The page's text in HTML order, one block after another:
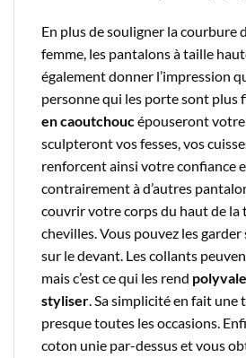
En plus de souligner la courbure
femme, les pantalons à taille
également donner l’impression
personne qui les porte sont plus
en caoutchoucépouseront
sculpteront vos fesses, vos
renforcent ainsi votre confiance
contrairement à d’autres
couvrir votre corps du haut de la
chevilles. Vous pouvez les
sur le devant. Les collants
mais c’est ce qui les rend
styliser. Sa simplicité en fait
presque toutes les occasions.
coton unie par-dessus et vous